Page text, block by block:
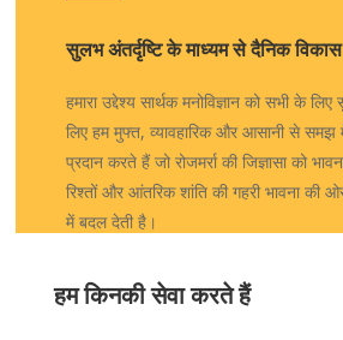
सुलभ अंतर्दृष्टि के माध्यम से दैनिक
हमारा उद्देश्य सार्थक मनोविज्ञान को सभी के
लिए हम मुफ्त, व्यावहारिक और आसानी से समझ
प्रदान करते हैं जो रोजमर्रा की जिज्ञासा को
रिश्तों और आंतरिक शांति की गहरी भावना की
में बदल देती है।
हम किनकी सेवा करते हैं